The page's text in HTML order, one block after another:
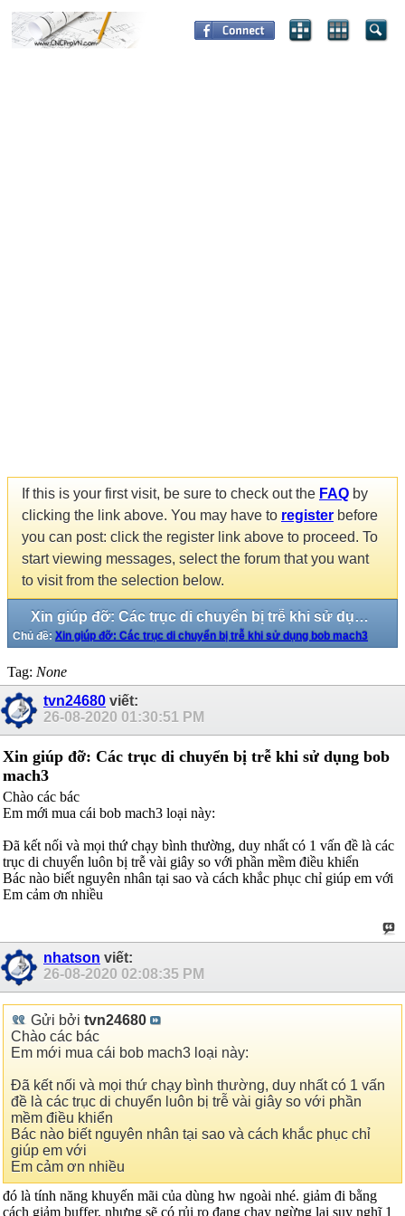
If this is your first visit, be sure to check out the FAQ by
clicking the link above. You may have to register before
you can post: click the register link above to proceed. To
start viewing messages, select the forum that you want
to visit from the selection below.
Xin giúp đỡ: Các trục di chuyển bị trễ khi sử dụng bob mach3
Chủ đề: Xin giúp đỡ: Các trục di chuyển bị trễ khi sử dụng bob mach3
Tag: None
tvn24680 viết:
26-08-2020 01:30:51 PM
Xin giúp đỡ: Các trục di chuyển bị trễ khi sử dụng bob
mach3
Chào các bác
Em mới mua cái bob mach3 loại này:
Đã kết nối và mọi thứ chạy bình thường, duy nhất có 1 vấn đề là các
trục di chuyển luôn bị trễ vài giây so với phần mềm điều khiển
Bác nào biết nguyên nhân tại sao và cách khắc phục chỉ giúp em với
Em cảm ơn nhiều
nhatson viết:
26-08-2020 02:08:35 PM
Gửi bởi tvn24680
Chào các bác
Em mới mua cái bob mach3 loại này:
Đã kết nối và mọi thứ chạy bình thường, duy nhất có 1 vấn
đề là các trục di chuyển luôn bị trễ vài giây so với phần
mềm điều khiển
Bác nào biết nguyên nhân tại sao và cách khắc phục chỉ
giúp em với
Em cảm ơn nhiều
đó là tính năng khuyến mãi của dùng hw ngoài nhé. giảm đi bằng
cách giảm buffer, nhưng sẽ có rủi ro đang chạy ngừng lại suy nghĩ 1